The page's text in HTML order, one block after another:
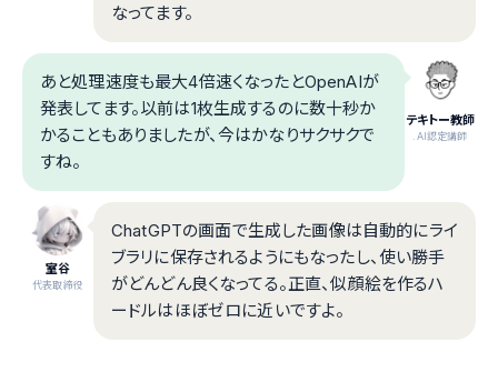
なってます。
テキトー教師
.AI認定講師
あと処理速度も最大4倍速くなったとOpenAIが
発表してます。以前は1枚生成するのに数十秒か
かることもありましたが、今はかなりサクサクで
すね。
室谷
代表取締役
ChatGPTの画面で生成した画像は自動的にライ
ブラリに保存されるようにもなったし、使い勝手
がどんどん良くなってる。正直、似顔絵を作るハ
ードルはほぼゼロに近いですよ。